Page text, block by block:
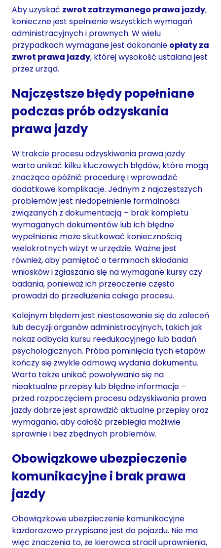
Aby uzyskać zwrot zatrzymanego prawa jazdy,
konieczne jest spełnienie wszystkich wymagań
administracyjnych i prawnych. W wielu
przypadkach wymagane jest dokonanie opłaty za
zwrot prawa jazdy, której wysokość ustalana jest
przez urząd.
Najczęstsze błędy popełniane
podczas prób odzyskania
prawa jazdy
W trakcie procesu odzyskiwania prawa jazdy
warto unikać kilku kluczowych błędów, które mogą
znacząco opóźnić procedurę i wprowadzić
dodatkowe komplikacje. Jednym z najczęstszych
problemów jest niedopełnienie formalności
związanych z dokumentacją – brak kompletu
wymaganych dokumentów lub ich błędne
wypełnienie może skutkować koniecznością
wielokrotnych wizyt w urzędzie. Ważne jest
również, aby pamiętać o terminach składania
wniosków i zgłaszania się na wymagane kursy czy
badania, ponieważ ich przeoczenie często
prowadzi do przedłużenia całego procesu.
Kolejnym błędem jest niestosowanie się do zaleceń
lub decyzji organów administracyjnych, takich jak
nakaz odbycia kursu reedukacyjnego lub badań
psychologicznych. Próba pominięcia tych etapów
kończy się zwykle odmową wydania dokumentu.
Warto także unikać powoływania się na
nieaktualne przepisy lub błędne informacje –
przed rozpoczęciem procesu odzyskiwania prawa
jazdy dobrze jest sprawdzić aktualne przepisy oraz
wymagania, aby całość przebiegła możliwie
sprawnie i bez zbędnych problemów.
Obowiązkowe ubezpieczenie
komunikacyjne i brak prawa
jazdy
Obowiązkowe ubezpieczenie komunikacyjne
każdorazowo przypisane jest do pojazdu. Nie ma
więc znaczenia to, że kierowca stracił uprawnienia,